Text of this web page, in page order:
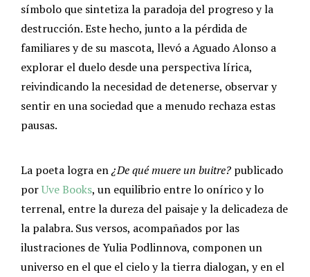
símbolo que sintetiza la paradoja del progreso y la
destrucción. Este hecho, junto a la pérdida de
familiares y de su mascota, llevó a Aguado Alonso a
explorar el duelo desde una perspectiva lírica,
reivindicando la necesidad de detenerse, observar y
sentir en una sociedad que a menudo rechaza estas
pausas.
La poeta logra en¿De qué muere un buitre? publicado
porUve Books, un equilibrio entre lo onírico y lo
terrenal, entre la dureza del paisaje y la delicadeza de
la palabra. Sus versos, acompañados por las
ilustraciones de Yulia Podlinnova, componen un
universo en el que el cielo y la tierra dialogan, y en el